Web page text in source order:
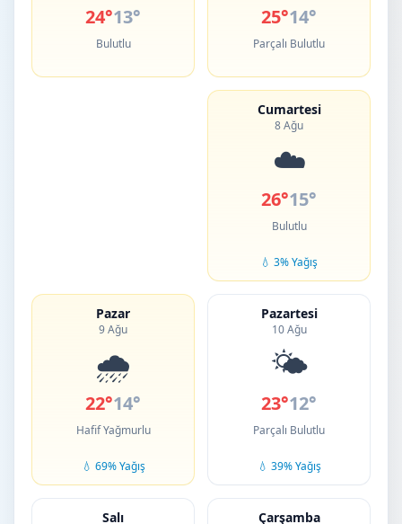
24°13°
Bulutlu
25°14°
Parçalı Bulutlu
Cumartesi
8 Ağu
☁️
26°15°
Bulutlu
💧 3% Yağış
Pazar
9 Ağu
🌧️
22°14°
Hafif Yağmurlu
💧 69% Yağış
Pazartesi
10 Ağu
🌤️
23°12°
Parçalı Bulutlu
💧 39% Yağış
Salı Çarşamba